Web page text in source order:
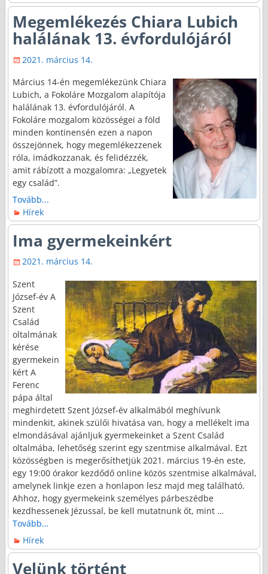
Megemlékezés Chiara Lubich
halálának 13. évfordulójáról
2021. március 14.
Március 14-én megemlékezünk Chiara
Lubich, a Fokoláre Mozgalom alapítója
halálának 13. évfordulójáról. A
Fokoláre mozgalom közösségei a föld
minden kontinensén ezen a napon
összejönnek, hogy megemlékezzenek
róla, imádkozzanak, és felidézzék,
amit rábízott a mozgalomra: „Legyetek
egy család”.
Tovább...
Hírek
Ima gyermekeinkért
2021. március 14.
Szent
József-év A
Szent
Család
oltalmának
kérése
gyermekein
kért A
Ferenc
pápa által
meghirdetett Szent József-év alkalmából meghívunk
mindenkit, akinek szülői hivatása van, hogy a mellékelt ima
elmondásával ajánljuk gyermekeinket a Szent Család
oltalmába, lehetőség szerint egy szentmise alkalmával. Ezt
közösségben is megerősíthetjük 2021. március 19-én este,
egy 19:00 órakor kezdődő online közös szentmise alkalmával,
amelynek linkje ezen a honlapon lesz majd meg található.
Ahhoz, hogy gyermekeink személyes párbeszédbe
kezdhessenek Jézussal, be kell mutatnunk őt, mint …
Tovább…
Hírek
Velünk történt